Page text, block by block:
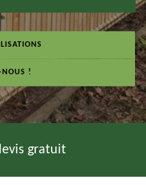
NOUS !
gratuit